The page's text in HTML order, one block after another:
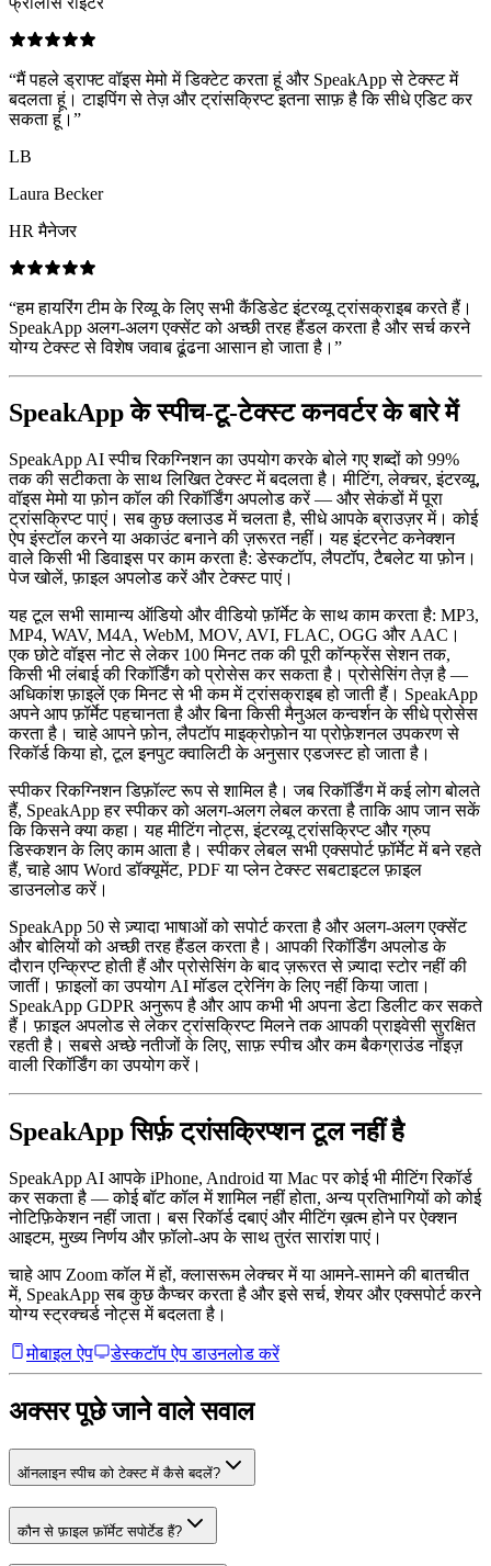
“मैं पहले ड्राफ्ट वॉइस मेमो में डिक्टेट करता हूं और SpeakApp से टेक्स्ट में
बदलता हूं। टाइपिंग से तेज़ और ट्रांसक्रिप्ट इतना साफ़ है कि सीधे एडिट कर
सकता हूं। ”
LB
Laura Becker
HR मैनेजर
“हम हायरिंग टीम के रिव्यू के लिए सभी कैंडिडेट इंटरव्यू ट्रांसक्राइब करते हैं।
SpeakApp अलग-अलग एक्सेंट को अच्छी तरह हैंडल करता है और सर्च करने
योग्य टेक्स्ट से विशेष जवाब ढूंढना आसान हो जाता है। ”
SpeakApp के स्पीच-टू-टेक्स्ट कनवर्टर के बारे में
SpeakApp AI स्पीच रिकग्निशन का उपयोग करके बोले गए शब्दों को 99%
तक की सटीकता के साथ लिखित टेक्स्ट में बदलता है। मीटिंग, लेक्चर, इंटरव्यू,
वॉइस मेमो या फ़ोन कॉल की रिकॉर्डिंग अपलोड करें — और सेकंडों में पूरा
ट्रांसक्रिप्ट पाएं। सब कुछ क्लाउड में चलता है, सीधे आपके ब्राउज़र में। कोई
ऐप इंस्टॉल करने या अकाउंट बनाने की ज़रूरत नहीं। यह इंटरनेट कनेक्शन
वाले किसी भी डिवाइस पर काम करता है: डेस्कटॉप, लैपटॉप, टैबलेट या फ़ोन।
पेज खोलें, फ़ाइल अपलोड करें और टेक्स्ट पाएं।
यह टूल सभी सामान्य ऑडियो और वीडियो फ़ॉर्मेट के साथ काम करता है: MP3,
MP4, WAV, M4A, WebM, MOV, AVI, FLAC, OGG और AAC।
एक छोटे वॉइस नोट से लेकर 100 मिनट तक की पूरी कॉन्फ्रेंस सेशन तक,
किसी भी लंबाई की रिकॉर्डिंग को प्रोसेस कर सकता है। प्रोसेसिंग तेज़ है —
अधिकांश फ़ाइलें एक मिनट से भी कम में ट्रांसक्राइब हो जाती हैं। SpeakApp
अपने आप फ़ॉर्मेट पहचानता है और बिना किसी मैनुअल कन्वर्शन के सीधे प्रोसेस
करता है। चाहे आपने फ़ोन, लैपटॉप माइक्रोफ़ोन या प्रोफ़ेशनल उपकरण से
रिकॉर्ड किया हो, टूल इनपुट क्वालिटी के अनुसार एडजस्ट हो जाता है।
स्पीकर रिकग्निशन डिफ़ॉल्ट रूप से शामिल है। जब रिकॉर्डिंग में कई लोग बोलते
हैं, SpeakApp हर स्पीकर को अलग-अलग लेबल करता है ताकि आप जान सकें
कि किसने क्या कहा। यह मीटिंग नोट्स, इंटरव्यू ट्रांसक्रिप्ट और ग्रुप
डिस्कशन के लिए काम आता है। स्पीकर लेबल सभी एक्सपोर्ट फ़ॉर्मेट में बने रहते
हैं, चाहे आप Word डॉक्यूमेंट, PDF या प्लेन टेक्स्ट सबटाइटल फ़ाइल
डाउनलोड करें।
SpeakApp 50 से ज़्यादा भाषाओं को सपोर्ट करता है और अलग-अलग एक्सेंट
और बोलियों को अच्छी तरह हैंडल करता है। आपकी रिकॉर्डिंग अपलोड के
दौरान एन्क्रिप्ट होती हैं और प्रोसेसिंग के बाद ज़रूरत से ज़्यादा स्टोर नहीं की
जातीं। फ़ाइलों का उपयोग AI मॉडल ट्रेनिंग के लिए नहीं किया जाता।
SpeakApp GDPR अनुरूप है और आप कभी भी अपना डेटा डिलीट कर सकते
हैं। फ़ाइल अपलोड से लेकर ट्रांसक्रिप्ट मिलने तक आपकी प्राइवेसी सुरक्षित
रहती है। सबसे अच्छे नतीजों के लिए, साफ़ स्पीच और कम बैकग्राउंड नॉइज़
वाली रिकॉर्डिंग का उपयोग करें।
SpeakApp सिर्फ़ ट्रांसक्रिप्शन टूल नहीं है
SpeakApp AI आपके iPhone, Android या Mac पर कोई भी मीटिंग रिकॉर्ड
कर सकता है — कोई बॉट कॉल में शामिल नहीं होता, अन्य प्रतिभागियों को कोई
नोटिफ़िकेशन नहीं जाता। बस रिकॉर्ड दबाएं और मीटिंग ख़त्म होने पर ऐक्शन
आइटम, मुख्य निर्णय और फ़ॉलो-अप के साथ तुरंत सारांश पाएं।
चाहे आप Zoom कॉल में हों, क्लासरूम लेक्चर में या आमने-सामने की बातचीत
में, SpeakApp सब कुछ कैप्चर करता है और इसे सर्च, शेयर और एक्सपोर्ट करने
योग्य स्ट्रक्चर्ड नोट्स में बदलता है।
मोबाइल ऐप डेस्कटॉप ऐप डाउनलोड करें
अक्सर पूछे जाने वाले सवाल
ऑनलाइन स्पीच को टेक्स्ट में कैसे बदलें?
कौन से फ़ाइल फ़ॉर्मेट सपोर्टेड हैं?